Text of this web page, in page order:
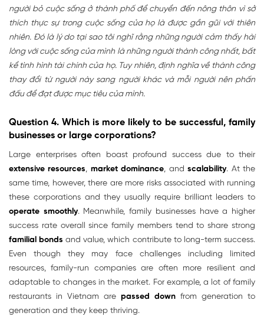
người bỏ cuộc sống ở thành phố để chuyển đến nông thôn vì sở
thích thực sự trong cuộc sống của họ là được gần gũi với thiên
nhiên. Đó là lý do tại sao tôi nghĩ rằng những người cảm thấy hài
lòng với cuộc sống của mình là những người thành công nhất, bất
kể tình hình tài chính của họ. Tuy nhiên, định nghĩa về thành công
thay đổi từ người này sang người khác và mỗi người nên phấn
đấu để đạt được mục tiêu của mình.
Question 4. Which is more likely to be successful, family
businesses or large corporations?
Large enterprises often boast profound success due to their
extensive resources, market dominance, andscalability. At the
same time, however, there are more risks associated with running
these corporations and they usually require brilliant leaders to
operate smoothly. Meanwhile, family businesses have a higher
success rate overall since family members tend to share strong
familial bondsand value, which contribute to long-term success.
Even though they may face challenges including limited
resources, family-run companies are often more resilient and
adaptable to changes in the market. For example, a lot of family
restaurants in Vietnam are passed down from generation to
generation and they keep thriving.